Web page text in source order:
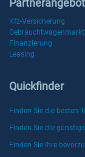
Kfz-Versicherung
Gebrauchtwagenmarkt
Finanzierung
Leasing
Quickfinder
Finden Sie die besten
Finden Sie die
Finden Sie Ihre